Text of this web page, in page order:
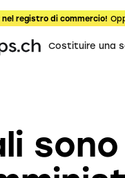
registro di commercio!
Costituire una